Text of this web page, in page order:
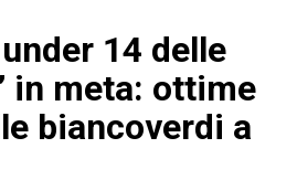
14 delle
in meta: ottime
biancoverdi a